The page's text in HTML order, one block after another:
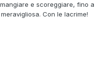
e scoreggiare, fino a
Con le lacrime!